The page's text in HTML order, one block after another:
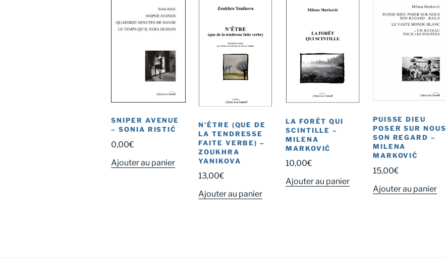
SNIPER AVENUE
– SONIA RISTIĆ
0,00€
Ajouter au panier
N’ÊTRE (QUE DE
LA TENDRESSE
FAITE VERBE) –
ZOUKHRA
YANIKOVA
13,00€
Ajouter au panier
LA FORÊT QUI
SCINTILLE –
MILENA
MARKOVIĆ
10,00€
Ajouter au panier
PUISSE DIEU
POSER SUR NOUS
SON REGARD –
MILENA
MARKOVIĆ
15,00€
Ajouter au panier